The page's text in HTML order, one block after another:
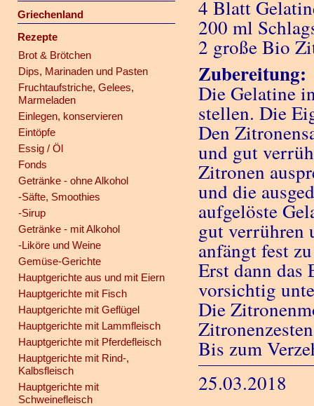
Griechenland
Rezepte
Brot & Brötchen
Dips, Marinaden und Pasten
Fruchtaufstriche, Gelees,
Marmeladen
Einlegen, konservieren
Eintöpfe
Essig / Öl
Fonds
Getränke - ohne Alkohol
-Säfte, Smoothies
-Sirup
Getränke - mit Alkohol
-Liköre und Weine
Gemüse-Gerichte
Hauptgerichte aus und mit Eiern
Hauptgerichte mit Fisch
Hauptgerichte mit Geflügel
Hauptgerichte mit Lammfleisch
Hauptgerichte mit Pferdefleisch
Hauptgerichte mit Rind-,
Kalbsfleisch
Hauptgerichte mit
Schweinefleisch
4 Blatt
200 ml
2 große Bio
Zubereitung:
Die Gelatine
stellen. Die
Den
und gut
Zitronen
und die
aufgelöste
gut verrühren
anfängt fest
Erst dann das
vorsichtig
Die
Bis zum
25.03.2018